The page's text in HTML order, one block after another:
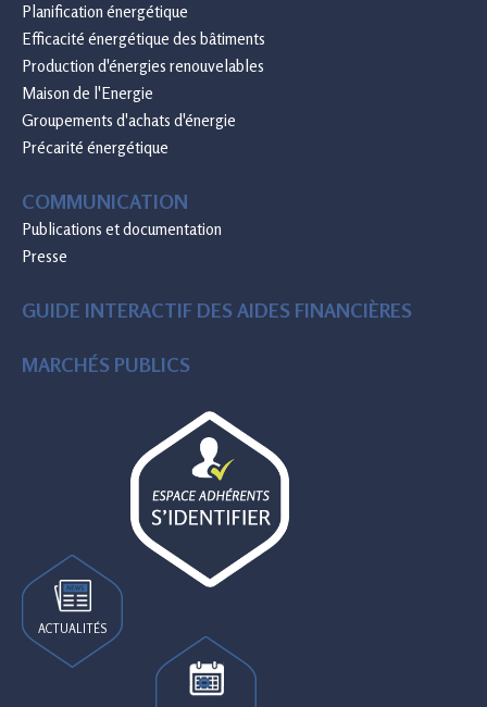
Planification énergétique
Efficacité énergétique des bâtiments
Production d'énergies renouvelables
Maison de l'Energie
Groupements d'achats d'énergie
Précarité énergétique
COMMUNICATION
Publications et documentation
Presse
GUIDE INTERACTIF DES AIDES FINANCIÈRES
MARCHÉS PUBLICS
ACTUALITÉS